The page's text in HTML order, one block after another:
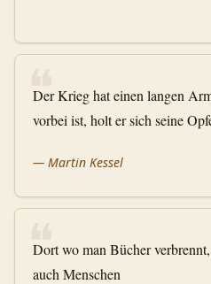
❝
Der Krieg hat einen langen
vorbei ist, holt er sich seine
— Martin Kessel
❝
Dort wo man Bücher
auch Menschen